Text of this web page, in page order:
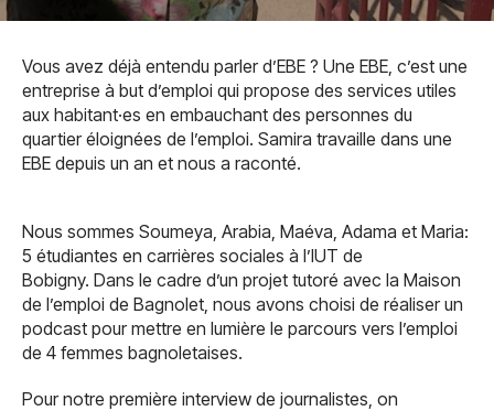
Vous avez déjà entendu parler d’EBE ? Une EBE, c’est une
entreprise à but d’emploi qui propose des services utiles
aux habitant·es en embauchant des personnes du
quartier éloignées de l’emploi. Samira travaille dans une
EBE depuis un an et nous a raconté.
Nous sommes Soumeya, Arabia, Maéva, Adama et Maria:
5 étudiantes en carrières sociales à l’IUT de
Bobigny. Dans le cadre d’un projet tutoré avec la Maison
de l’emploi de Bagnolet, nous avons choisi de réaliser un
podcast pour mettre en lumière le parcours vers l’emploi
de 4 femmes bagnoletaises.
Pour notre première interview de journalistes, on